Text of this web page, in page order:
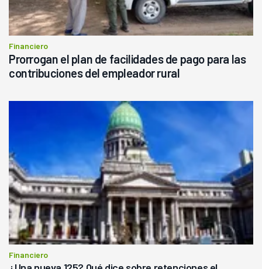
Financiero
Prorrogan el plan de facilidades de pago para las
contribuciones del empleador rural
Financiero